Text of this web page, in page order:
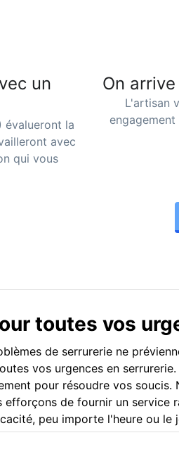
un
évalueront la
avec
qui vous
On
L'artisan
toutes vos
de serrurerie ne
vos urgences en
pour résoudre vos
de fournir un
peu importe l'heure ou le